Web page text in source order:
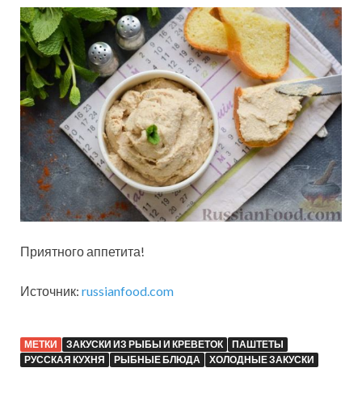
Приятного аппетита!
Источник: russianfood.com
МЕТКИ ЗАКУСКИ ИЗ РЫБЫ И КРЕВЕТОК
ПАШТЕТЫ
РУССКАЯ КУХНЯ
РЫБНЫЕ БЛЮДА ХОЛОДНЫЕ ЗАКУСКИ